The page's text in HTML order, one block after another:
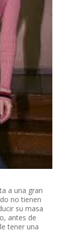
a una gran
no tienen
su masa
antes de
tener una